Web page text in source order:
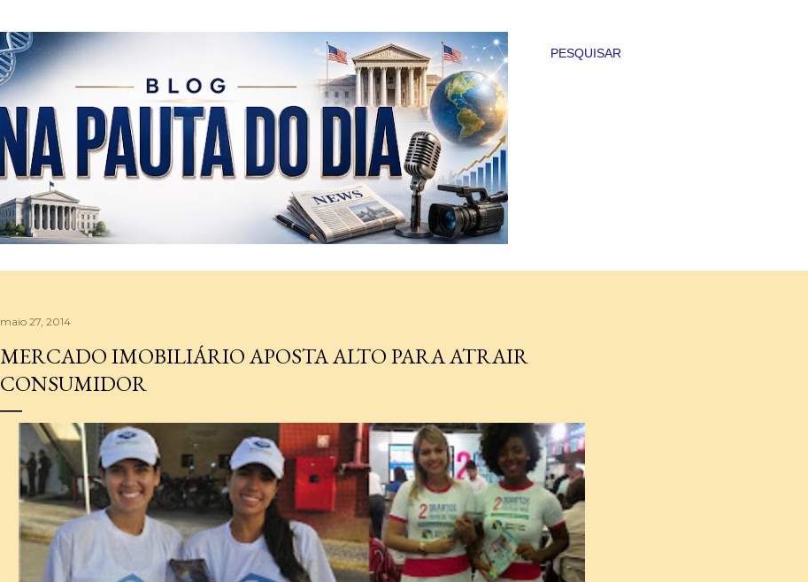
PESQUISAR
maio 27, 2014
MERCADO IMOBILIÁRIO APOSTA ALTO PARA ATRAIR
CONSUMIDOR